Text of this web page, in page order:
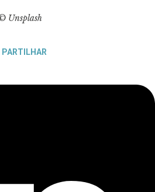
Unsplash
PARTILHAR